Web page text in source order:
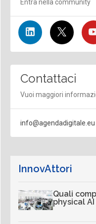
Entra nella community
Contattaci
Vuoi maggiori
info@agendadigitale.eu
InnovAttori
Quali
physical